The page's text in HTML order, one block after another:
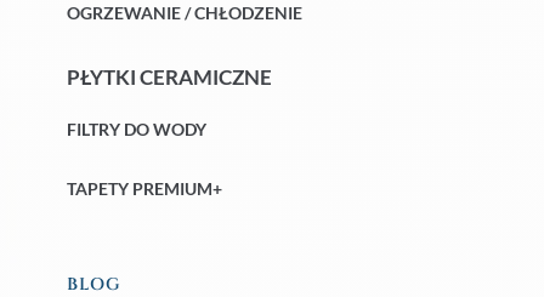
OGRZEWANIE / CHŁODZENIE
PŁYTKI CERAMICZNE
FILTRY DO WODY
TAPETY PREMIUM+
BLOG